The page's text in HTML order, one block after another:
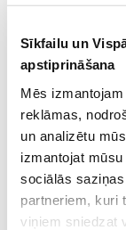
Sīkfailu un
apstiprināšana
Mēs
reklāmas,
un analizētu
izmantojat
sociālās
partneriem, kuri
viņiem sniedzat